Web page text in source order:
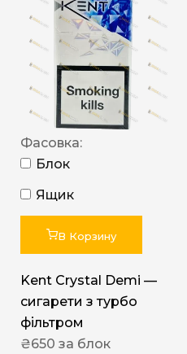
Фасовка:
Блок
Ящик
В Корзину
Kent Crystal Demi —
сигарети з турбо
фільтром
₴650 за блок